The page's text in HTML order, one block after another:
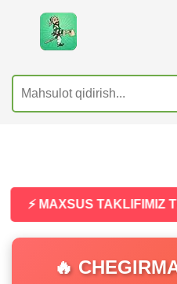
⚡ MAXSUS TAKLIFIMIZ
🔥